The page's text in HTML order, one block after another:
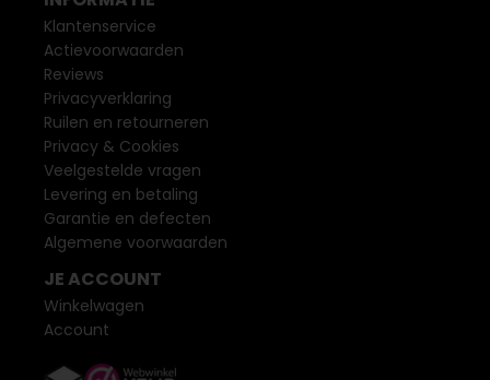
Klantenservice
Actievoorwaarden
Reviews
Privacyverklaring
Ruilen en retourneren
Privacy & Cookies
Veelgestelde vragen
Levering en betaling
Garantie en defecten
Algemene voorwaarden
JE ACCOUNT
Winkelwagen
Account